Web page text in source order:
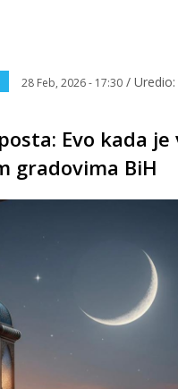
28 Feb, 2026 - 17:30 / Uredio:
Evo kada
gradovima BiH